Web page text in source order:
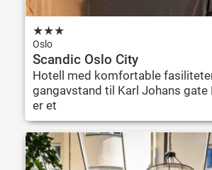
★★★
Oslo
Scandic Oslo City
Hotell med komfortable
gangavstand til Karl Johans gate
er et